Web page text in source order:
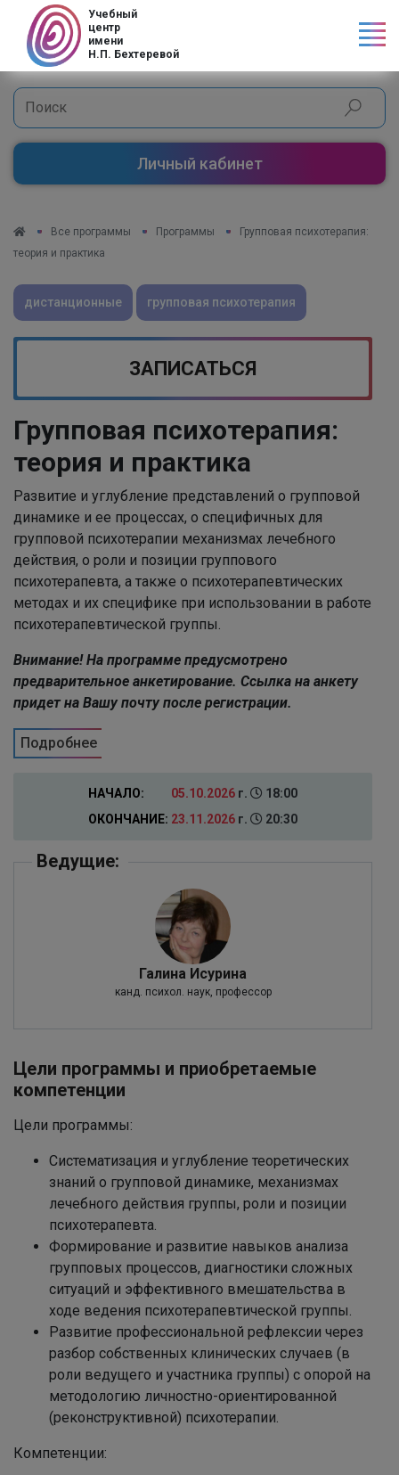
Учебный
центр
имени
Н.П. Бехтеревой
Личный кабинет
Все программы Программы
Групповая психотерапия:
теория и практика
дистанционные групповая психотерапия
ЗАПИСАТЬСЯ
Групповая психотерапия:
теория и практика
Развитие и углубление представлений о групповой
динамике и ее процессах, о специфичных для
групповой психотерапии механизмах лечебного
действия, о роли и позиции группового
психотерапевта, а также о психотерапевтических
методах и их специфике при использовании в работе
психотерапевтической группы.
Внимание! На программе предусмотрено
предварительное анкетирование. Ссылка на анкету
придет на Вашу почту после регистрации.
Подробнее
НАЧАЛО:
ОКОНЧАНИЕ:
05.10.2026 г.
18:00
23.11.2026 г. 20:30
Ведущие:
Галина Исурина
канд. психол. наук, профессор
Цели программы и приобретаемые
компетенции
Цели программы:
Систематизация и углубление теоретических
знаний о групповой динамике, механизмах
лечебного действия группы, роли и позиции
психотерапевта.
Формирование и развитие навыков анализа
групповых процессов, диагностики сложных
ситуаций и эффективного вмешательства в
ходе ведения психотерапевтической группы.
Развитие профессиональной рефлексии через
разбор собственных клинических случаев (в
роли ведущего и участника группы) с опорой на
методологию личностно-ориентированной
(реконструктивной) психотерапии.
Компетенции:
Код страны